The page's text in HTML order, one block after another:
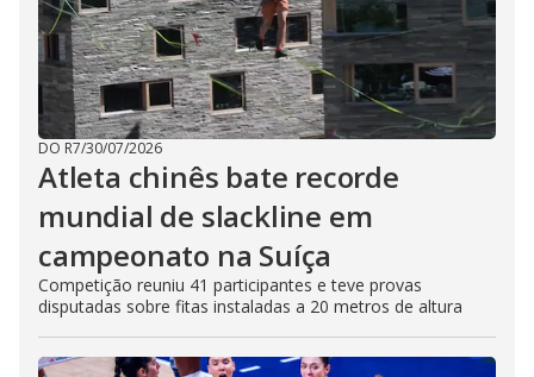
DO R7/30/07/2026
Atleta chinês bate recorde
mundial de slackline em
campeonato na Suíça
Competição reuniu 41 participantes e teve provas
disputadas sobre fitas instaladas a 20 metros de altura